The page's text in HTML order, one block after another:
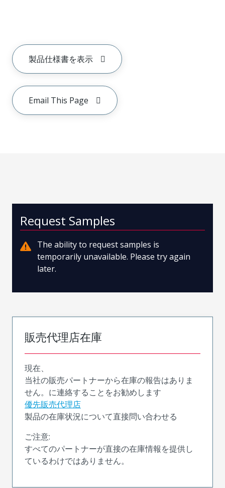
製品仕様書を表示
Email This Page
Request Samples
The ability to request samples is
temporarily unavailable. Please try again
later.
販売代理店在庫
現在、
当社の販売パートナーから在庫の報告はありま
せん。に連絡することをお勧めします
優先販売代理店
製品の在庫状況について直接問い合わせる
ご注意:
すべてのパートナーが直接の在庫情報を提供し
ているわけではありません。